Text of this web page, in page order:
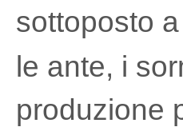
DORSALI TARGHE
PETTORALI NUMERI DA
PETTORALI CON NOME ATLETA
NUMERI DA GARA MTB
sottoposto
le ante, i
produzione